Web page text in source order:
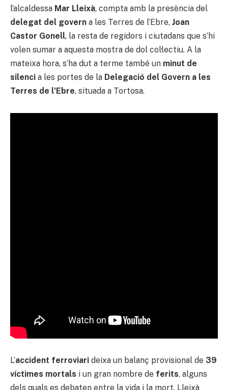
l’alcaldessa Mar Lleixà, compta amb la presència del
delegat del govern a les Terres de l’Ebre, Joan
Castor Gonell, la resta de regidors i ciutadans que s’hi
volen sumar a aquesta mostra de dol col·lectiu. A la
mateixa hora, s’ha dut a terme també un minut de
silenci a les portes de la Delegació del Govern a les
Terres de l’Ebre, situada a Tortosa.
L’accident ferroviari deixa un balanç provisional de 39
víctimes mortals i un gran nombre de ferits, alguns
dels quals es debaten entre la vida i la mort. Lleixà